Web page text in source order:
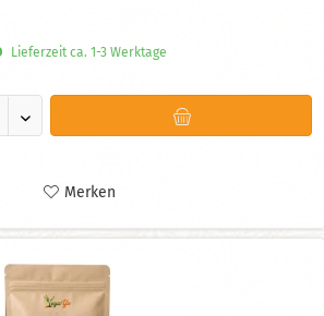
Lieferzeit ca. 1-3 Werktage
Merken